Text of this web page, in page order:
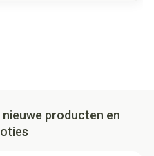
producten en